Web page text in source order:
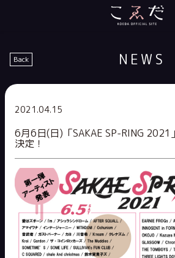
NEWS
Back
2021.04.15
6月6日(日)「SAKAE SP-RING
決定！